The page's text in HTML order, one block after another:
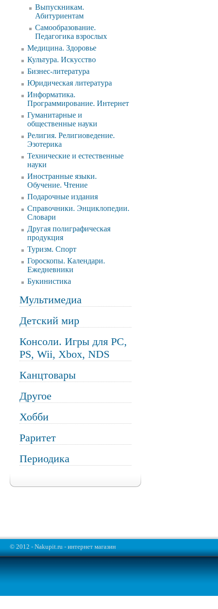
Выпускникам.
Абитуриентам
Самообразование.
Педагогика взрослых
Медицина. Здоровье
Культура. Искусство
Бизнес-литература
Юридическая литература
Информатика.
Программирование. Интернет
Гуманитарные и
общественные науки
Религия. Религиоведение.
Эзотерика
Технические и естественные
науки
Иностранные языки.
Обучение. Чтение
Подарочные издания
Справочники. Энциклопедии.
Словари
Другая полиграфическая
продукция
Туризм. Спорт
Гороскопы. Календари.
Ежедневники
Букинистика
Мультимедиа
Детский мир
Консоли. Игры для PC,
PS, Wii, Xbox, NDS
Канцтовары
Другое
Хобби
Раритет
Периодика
© 2012 - Nakupit.ru - интернет магазин